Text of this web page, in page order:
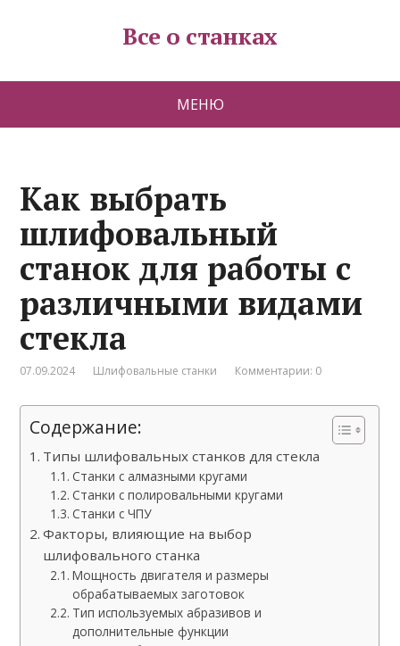
Все о станках
МЕНЮ
Как выбрать
шлифовальный
станок для работы с
различными видами
стекла
07.09.2024 Шлифовальные станки Комментарии: 0
Содержание:
Типы шлифовальных станков для стекла
Станки с алмазными кругами
Станки с полировальными кругами
Станки с ЧПУ
Факторы, влияющие на выбор
шлифовального станка
Мощность двигателя и размеры
обрабатываемых заготовок
Тип используемых абразивов и
дополнительные функции